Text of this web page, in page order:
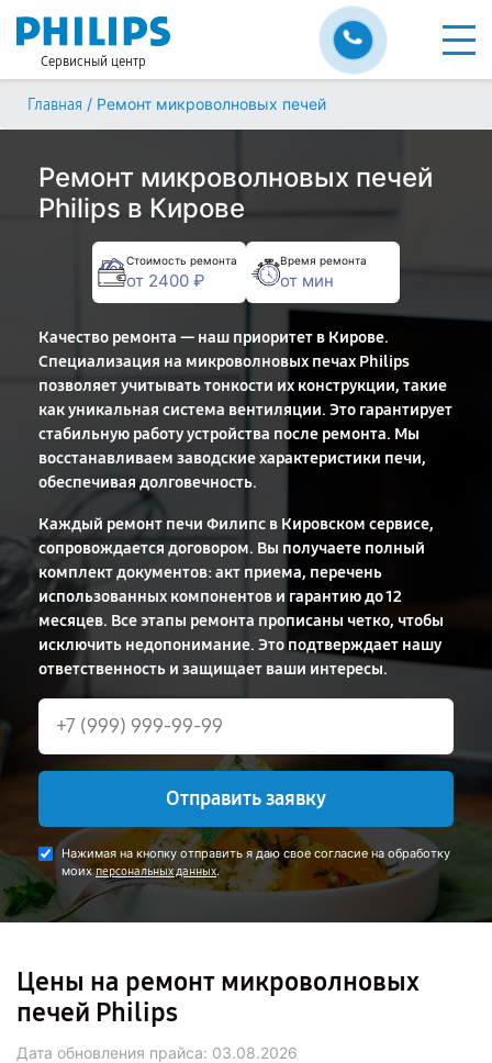
Сервисный центр
Главная / Ремонт микроволновых печей
Ремонт микроволновых печей
Philips в Кирове
Стоимость ремонта
от 2400 ₽
Время ремонта
от мин
Качество ремонта — наш приоритет в Кирове.
Специализация на микроволновых печах Philips
позволяет учитывать тонкости их конструкции, такие
как уникальная система вентиляции. Это гарантирует
стабильную работу устройства после ремонта. Мы
восстанавливаем заводские характеристики печи,
обеспечивая долговечность.
Каждый ремонт печи Филипс в Кировском сервисе,
сопровождается договором. Вы получаете полный
комплект документов: акт приема, перечень
использованных компонентов и гарантию до 12
месяцев. Все этапы ремонта прописаны четко, чтобы
исключить недопонимание. Это подтверждает нашу
ответственность и защищает ваши интересы.
Отправить заявку
Нажимая на кнопку отправить я даю свое согласие на обработку
моихперсональных данных.
Цены на ремонт микроволновых
печей Philips
Дата обновления прайса: 03.08.2026